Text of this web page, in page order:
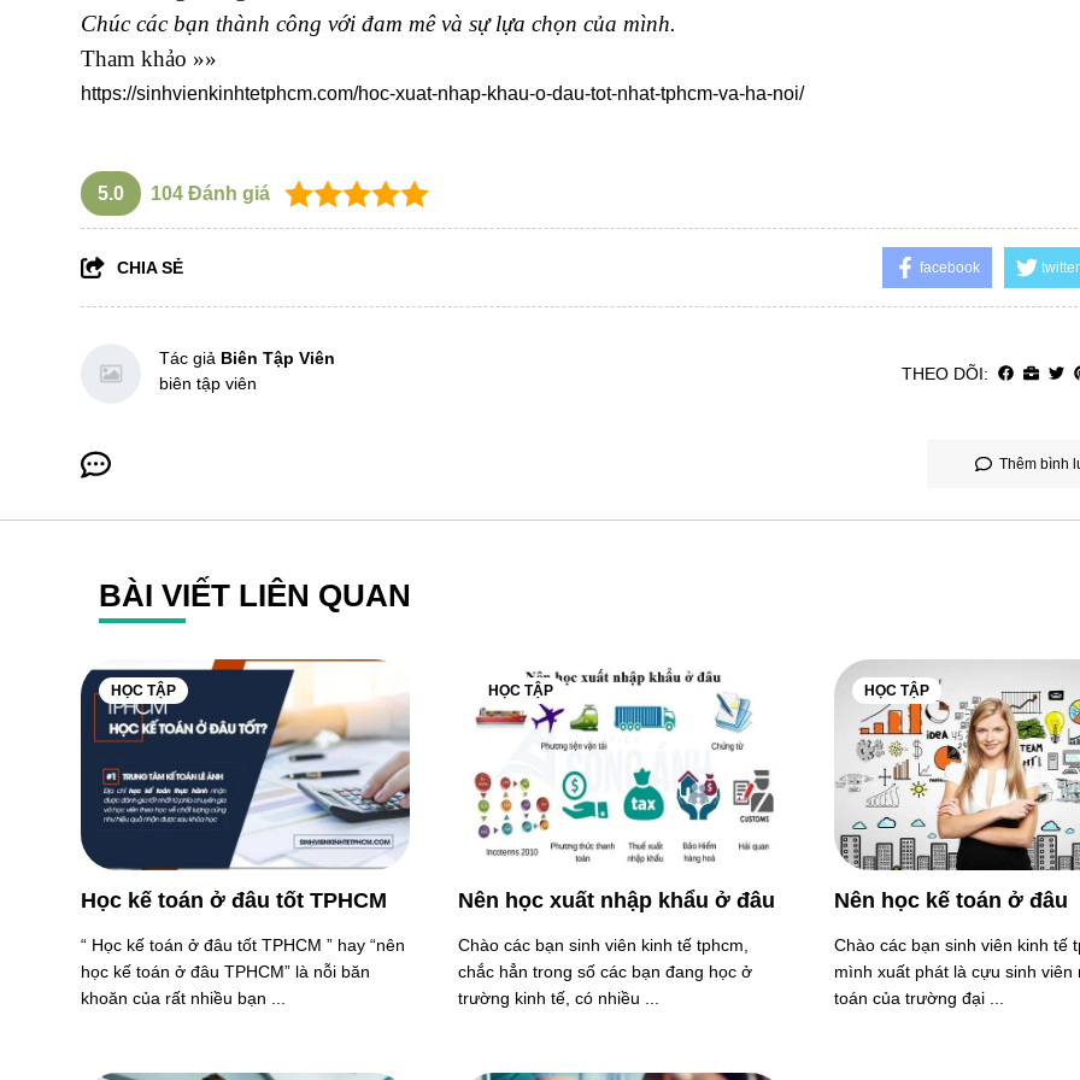
Chúc các bạn thành công với đam mê và sự lựa chọn của mình.
Tham khảo »»
https://sinhvienkinhtetphcm.com/hoc-xuat-nhap-khau-o-dau-tot-nhat-tphcm-va-ha-noi/
5.0 104 Đánh giá
CHIA SẺ facebook twitter
Tác giả Biên Tập Viên
biên tập viên
THEO DÕI:
Thêm bình
BÀI VIẾT LIÊN QUAN
HỌC TẬP
Học kế toán ở đâu tốt TPHCM
“ Học kế toán ở đâu tốt TPHCM ” hay “nên
học kế toán ở đâu TPHCM” là nỗi băn
khoăn của rất nhiều bạn ...
HỌC TẬP
Nên học xuất nhập khẩu ở đâu
Chào các bạn sinh viên kinh tế tphcm,
chắc hẳn trong số các bạn đang học ở
trường kinh tế, có nhiều ...
HỌC TẬP
Nên học kế toán ở đâu
Chào các bạn sinh viên kinh tế
mình xuất phát là cựu sinh viên
toán của trường đại ...